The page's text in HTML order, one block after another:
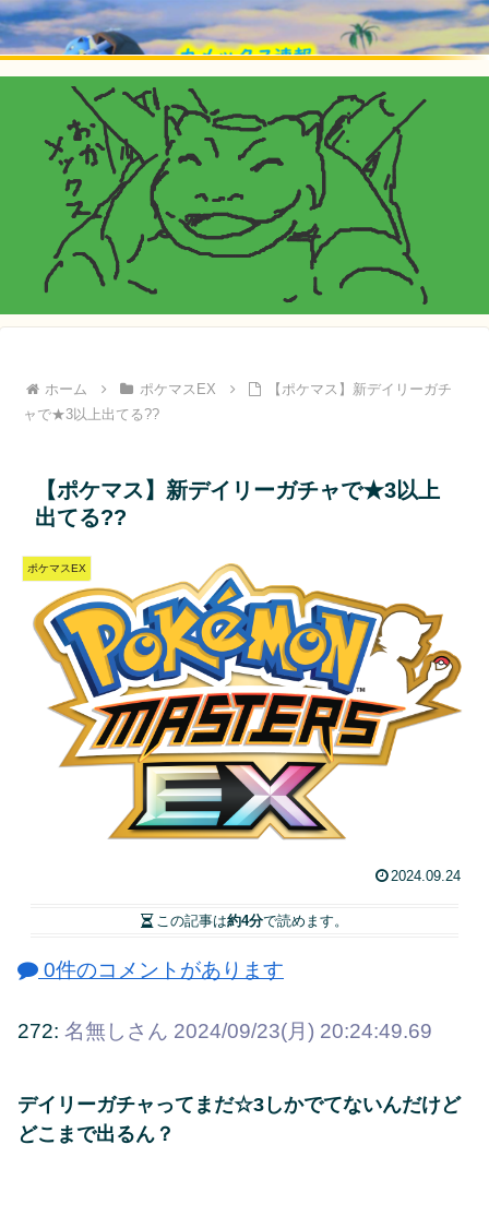
ホーム ポケマスEX
【ポケマス】新デイリーガチ
ャで★3以上出てる??
【ポケマス】新デイリーガチャで★3以上
出てる??
ポケマスEX
2024.09.24
この記事は約4分で読めます。
0件のコメントがあります
272: 名無しさん 2024/09/23(月) 20:24:49.69
デイリーガチャってまだ☆3しかでてないんだけど
どこまで出るん？